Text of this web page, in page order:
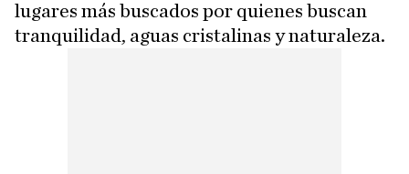
lugares más buscados por quienes buscan
tranquilidad, aguas cristalinas y naturaleza.